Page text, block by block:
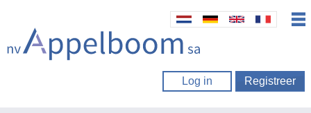
Log in Registreer